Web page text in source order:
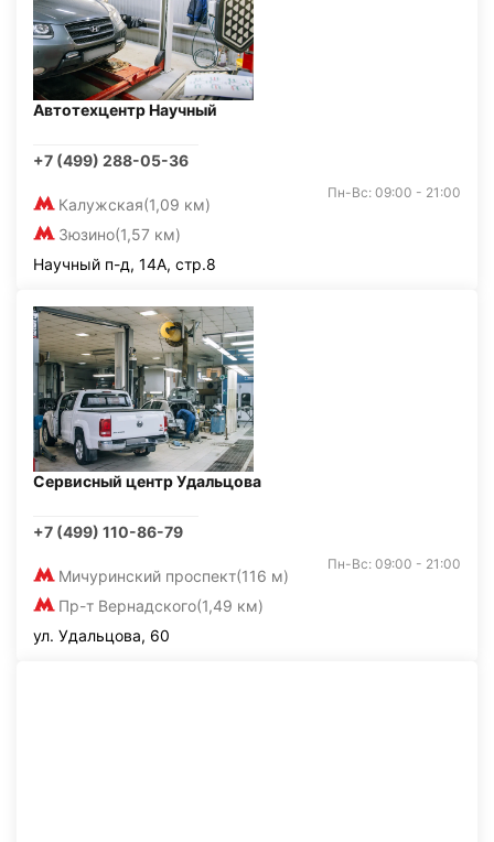
Автотехцентр Научный
+7 (499) 288-05-36
Калужская(1,09 км)
Зюзино(1,57 км)
Пн-Вс: 09:00 - 21:00
Научный п-д, 14А, стр.8
Сервисный центр Удальцова
+7 (499) 110-86-79
Мичуринский проспект(116 м)
Пр-т Вернадского(1,49 км)
Пн-Вс: 09:00 - 21:00
ул. Удальцова, 60